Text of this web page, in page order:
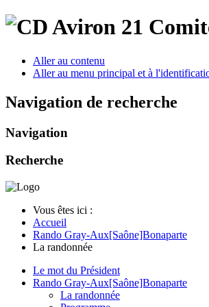
Aller au contenu
Aller au menu principal et à
Navigation de recherche
Navigation
Recherche
Vous êtes ici :
Accueil
Rando Gray-Aux[Saône]Bonaparte
La randonnée
Le mot du Président
Rando Gray-Aux[Saône]Bonaparte
La randonnée